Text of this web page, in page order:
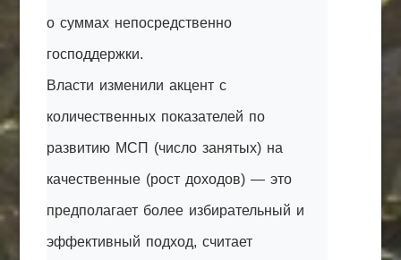
о суммах непосредственно
господдержки.
Власти изменили акцент с
количественных показателей по
развитию МСП (число занятых) на
качественные (рост доходов) — это
предполагает более избирательный и
эффективный подход, считает